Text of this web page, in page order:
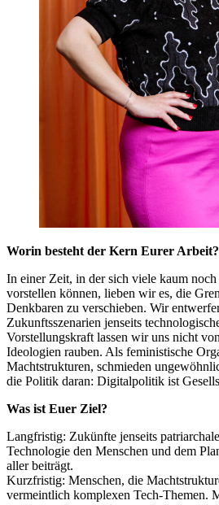
Worin besteht der Kern Eurer Arbeit?
In einer Zeit, in der sich viele kaum noch
vorstellen können, lieben wir es, die
Denkbaren zu verschieben. Wir
Zukunftsszenarien jenseits
Vorstellungskraft lassen wir uns nicht
Ideologien rauben. Als feministische
Machtstrukturen, schmieden
die Politik daran: Digitalpolitik ist
Was ist Euer Ziel?
Langfristig: Zukünfte jenseits
Technologie den Menschen und dem
aller beiträgt.
Kurzfristig: Menschen, die
vermeintlich komplexen Tech-Themen.